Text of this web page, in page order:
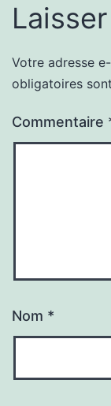
Votre adresse
obligatoires
Commentaire
Nom *